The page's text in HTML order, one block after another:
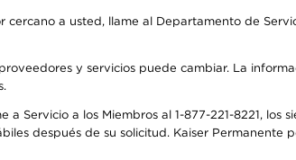
a usted, llame al Departamento de
y servicios puede cambiar. La
a los Miembros al 1-877-221-8221, los
después de su solicitud. Kaiser Permanente